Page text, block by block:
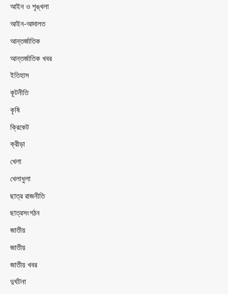
আইন ও শৃঙ্খলা
আইন-আদালত
আন্তর্জাতিক
আন্তর্জাতিক খবর
ইতিহাস
কূটনীতি
কৃষি
ক্রিকেট
ক্রীড়া
খেলা
খেলাধুলা
ছাত্র রাজনীতি
ছাত্রসংগঠন
জাতীয়
জাতীয়
জাতীয় খবর
দুর্ঘটনা